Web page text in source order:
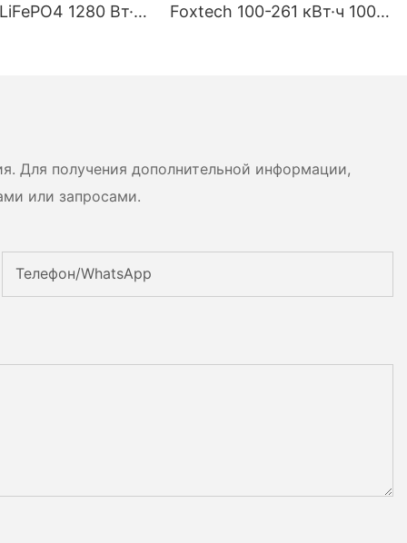
1280 Вт·ч
Foxtech 100-261 кВт·ч 1000
Для получения дополнительной информации,
или запросами.
Телефон/WhatsApp